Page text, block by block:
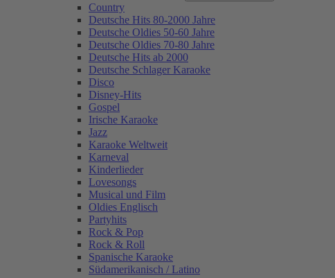
Country
Deutsche Hits 80-2000 Jahre
Deutsche Oldies 50-60 Jahre
Deutsche Oldies 70-80 Jahre
Deutsche Hits ab 2000
Deutsche Schlager Karaoke
Disco
Disney-Hits
Gospel
Irische Karaoke
Jazz
Karaoke Weltweit
Karneval
Kinderlieder
Lovesongs
Musical und Film
Oldies Englisch
Partyhits
Rock & Pop
Rock & Roll
Spanische Karaoke
Südamerikanisch / Latino